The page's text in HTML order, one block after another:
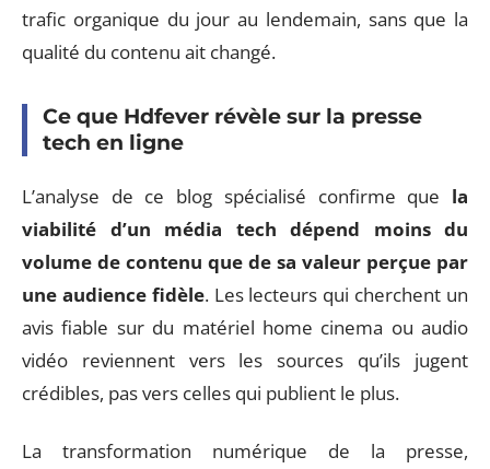
trafic organique du jour au lendemain, sans que la
qualité du contenu ait changé.
Ce que Hdfever révèle sur la presse
tech en ligne
L’analyse de ce blog spécialisé confirme que la
viabilité d’un média tech dépend moins du
volume de contenu que de sa valeur perçue par
une audience fidèle. Les lecteurs qui cherchent un
avis fiable sur du matériel home cinema ou audio
vidéo reviennent vers les sources qu’ils jugent
crédibles, pas vers celles qui publient le plus.
La transformation numérique de la presse,